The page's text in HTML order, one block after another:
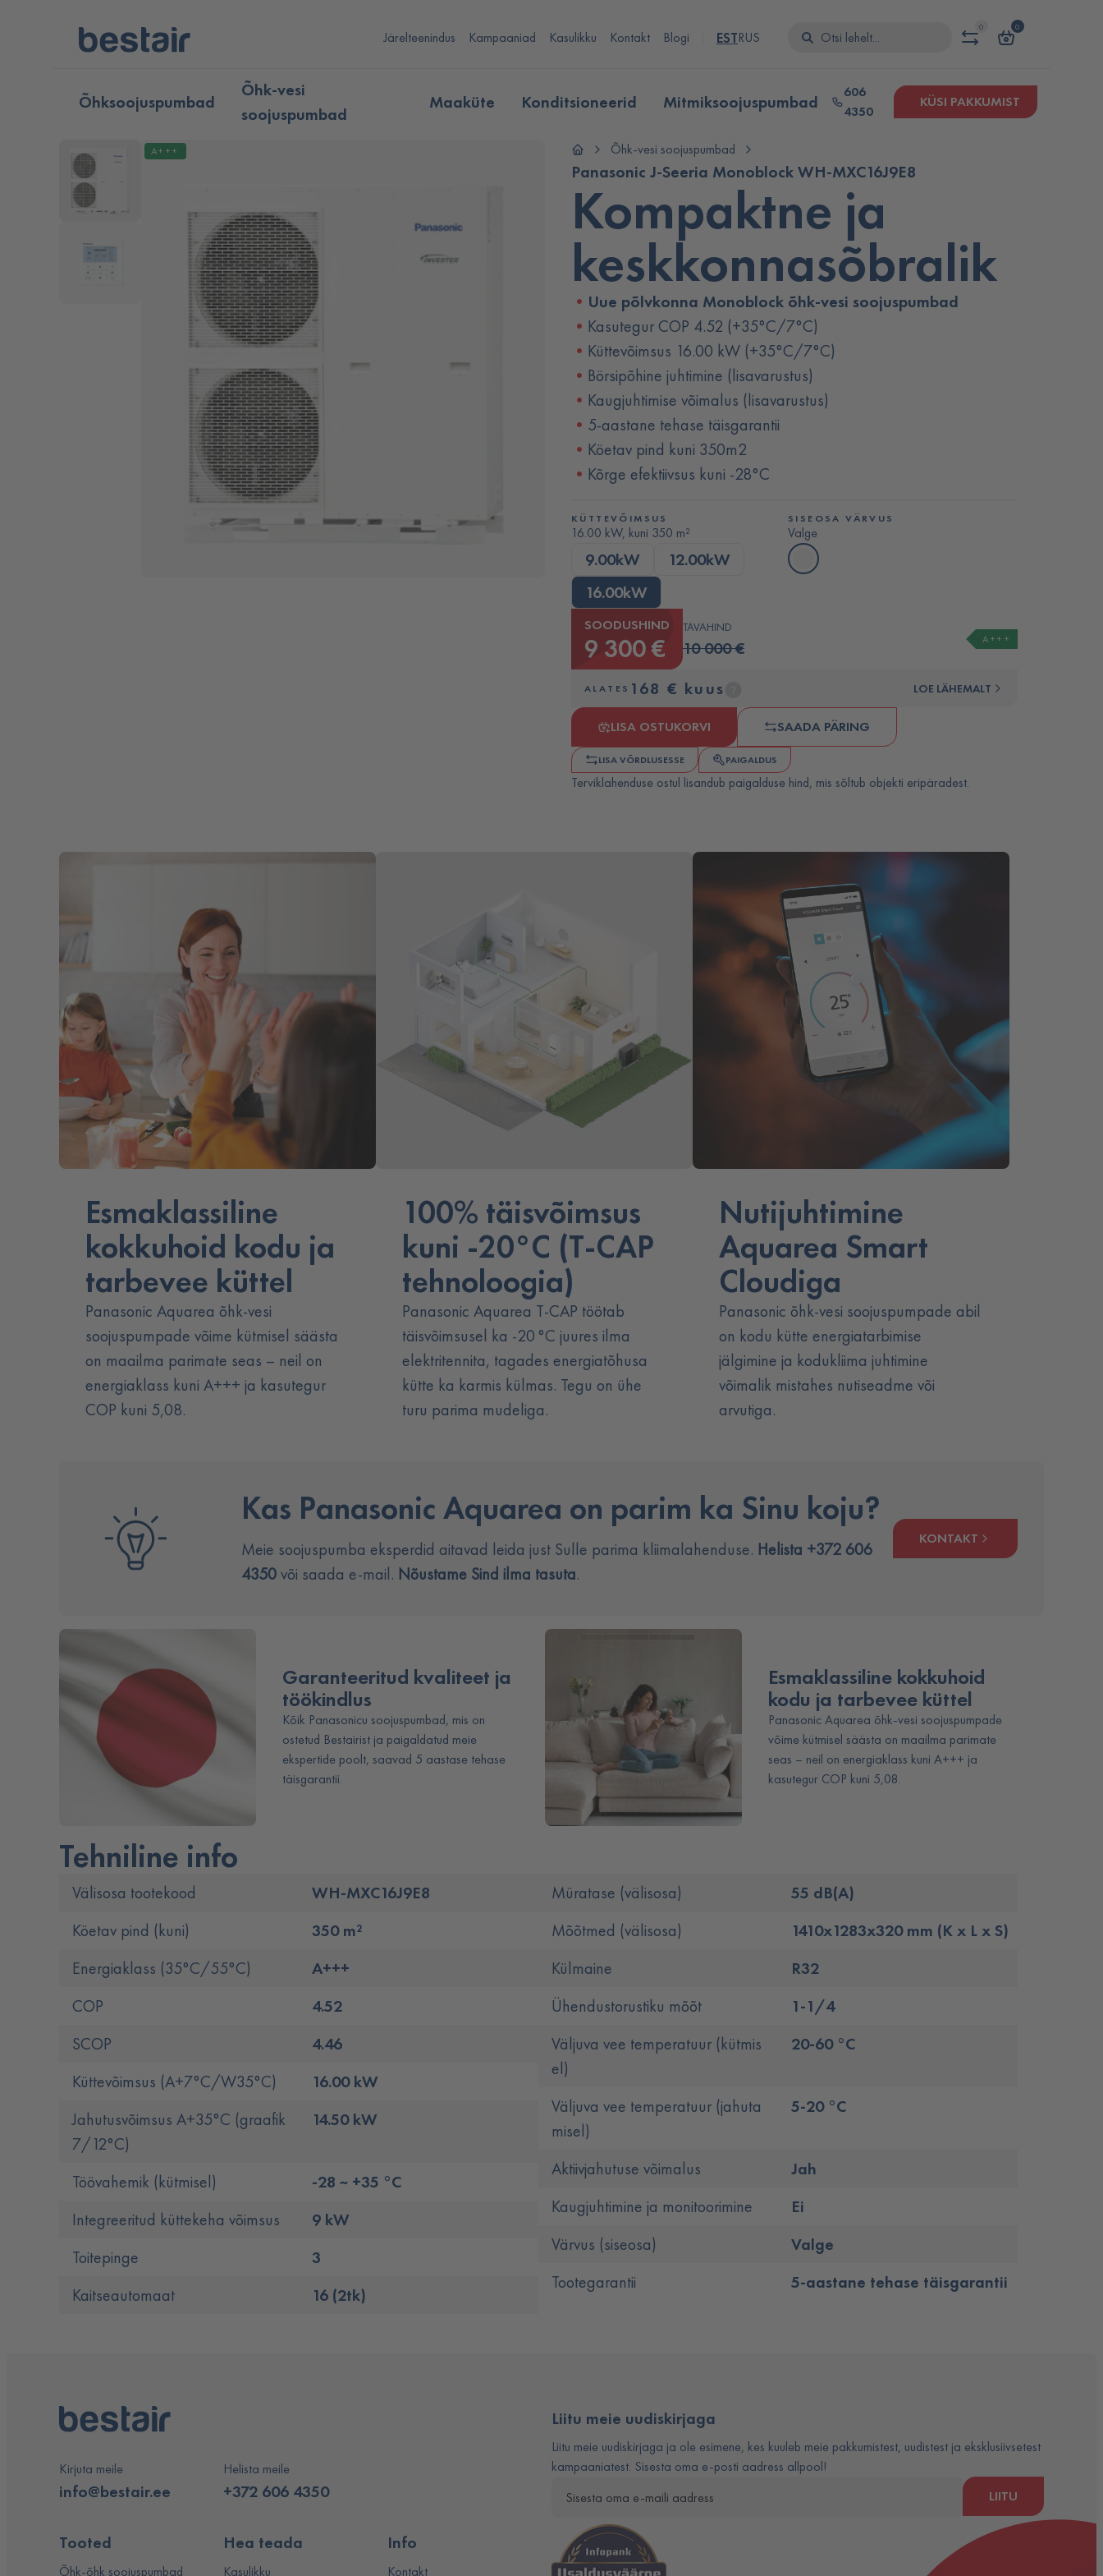
Järelteenindus Kampaaniad Kasulikku Kontakt Blogi ESTRUS
0 0
Õhksoojuspumbad
Õhk-vesi
soojuspumbad
Maaküte Konditsioneerid Mitmiksoojuspumbad
606
4350
KÜSI PAKKUMIST
A+++ Õhk-vesi soojuspumbad
Panasonic J-Seeria Monoblock WH-MXC16J9E8
Kompaktne ja
keskkonnasõbralik
Uue põlvkonna Monoblock õhk-vesi soojuspumbad
Kasutegur COP 4.52 (+35°C/7°C)
Küttevõimsus 16.00 kW (+35°C/7°C)
Börsipõhine juhtimine (lisavarustus)
Kaugjuhtimise võimalus (lisavarustus)
5-aastane tehase täisgarantii
Köetav pind kuni 350m2
Kõrge efektiivsus kuni -28°C
KÜTTEVÕIMSUS
16.00 kW, kuni 350 m²
9.00kW
12.00kW
16.00kW
SISEOSA VÄRVUS
Valge
SOODUSHIND
9 300 €
TAVAHIND
10 000 € A+++
ALATES 168 € kuus LOE LÄHEMALT
LISA OSTUKORVI SAADA PÄRING
LISA VÕRDLUSESSE PAIGALDUS
Terviklahenduse ostul lisandub paigalduse hind, mis sõltub objekti eripäradest.
Esmaklassiline
kokkuhoid kodu ja
tarbevee küttel
Panasonic Aquarea õhk-vesi
soojuspumpade võime kütmisel säästa
on maailma parimate seas – neil on
energiaklass kuni A+++ ja kasutegur
COP kuni 5,08.
100% täisvõimsus
kuni -20°C (T-CAP
tehnoloogia)
Panasonic Aquarea T-CAP töötab
täisvõimsusel ka -20 °C juures ilma
elektritennita, tagades energiatõhusa
kütte ka karmis külmas. Tegu on ühe
turu parima mudeliga.
Nutijuhtimine
Aquarea Smart
Cloudiga
Panasonic õhk-vesi soojuspumpade abil
on kodu kütte energiatarbimise
jälgimine ja kodukliima juhtimine
võimalik mistahes nutiseadme või
arvutiga.
Kas Panasonic Aquarea on parim ka Sinu koju?
Meie soojuspumba eksperdid aitavad leida just Sulle parima kliimalahenduse. Helista +372 606
4350või saada e-mail. Nõustame Sind ilma tasuta.
KONTAKT
Garanteeritud kvaliteet ja
töökindlus
Kõik Panasonicu soojuspumbad, mis on
ostetud Bestairist ja paigaldatud meie
ekspertide poolt, saavad 5 aastase tehase
täisgarantii.
Esmaklassiline kokkuhoid
kodu ja tarbevee küttel
Panasonic Aquarea õhk-vesi soojuspumpade
võime kütmisel säästa on maailma parimate
seas – neil on energiaklass kuni A+++ ja
kasutegur COP kuni 5,08.
Tehniline info
Välisosa tootekood
WH-MXC16J9E8
Köetav pind (kuni)
350 m²
Energiaklass (35°C/55°C)
A+++
COP
4.52
SCOP
4.46
Küttevõimsus (A+7°C/W35°C)
16.00 kW
Jahutusvõimsus A+35°C (graafik
7/12°C)
14.50 kW
Töövahemik (kütmisel)
-28 ~ +35 °C
Integreeritud küttekeha võimsus
9 kW
Toitepinge
3
Kaitseautomaat
16 (2tk)
Müratase (välisosa)
55 dB(A)
Mõõtmed (välisosa)
1410x1283x320 mm (K x L x S)
Külmaine
R32
Ühendustorustiku mõõt
1-1/4
Väljuva vee temperatuur (kütmis
el)
20-60 °C
Väljuva vee temperatuur (jahuta
misel)
5-20 °C
Aktiivjahutuse võimalus
Jah
Kaugjuhtimine ja monitoorimine
Ei
Värvus (siseosa)
Valge
Tootegarantii
5-aastane tehase täisgarantii
Kirjuta meile
info@bestair.ee
Helista meile
+372 606 4350
Tooted
Õhk-õhk soojuspumbad
Hea teada
Kasulikku
Info
Kontakt
Liitu meie uudiskirjaga
Liitu meie uudiskirjaga ja ole esimene, kes kuuleb meie pakkumistest, uudistest ja eksklusiivsetest
kampaaniatest. Sisesta oma e-posti aadress allpool!
LIITU